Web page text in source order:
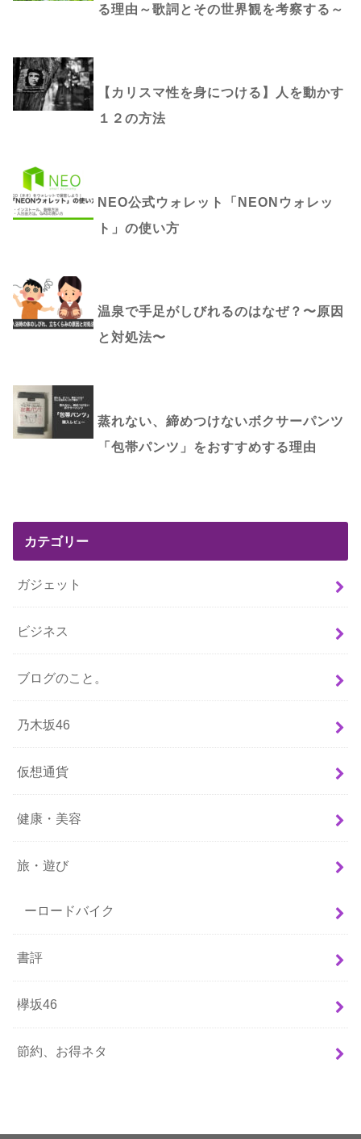
る理由～歌詞とその世界観を考察する～
【カリスマ性を身につける】人を動かす
１２の方法
NEO公式ウォレット「NEONウォレッ
ト」の使い方
温泉で手足がしびれるのはなぜ？〜原因
と対処法〜
蒸れない、締めつけないボクサーパンツ
「包帯パンツ」をおすすめする理由
カテゴリー
ガジェット
ビジネス
ブログのこと。
乃木坂46
仮想通貨
健康・美容
旅・遊び
ーロードバイク
書評
欅坂46
節約、お得ネタ